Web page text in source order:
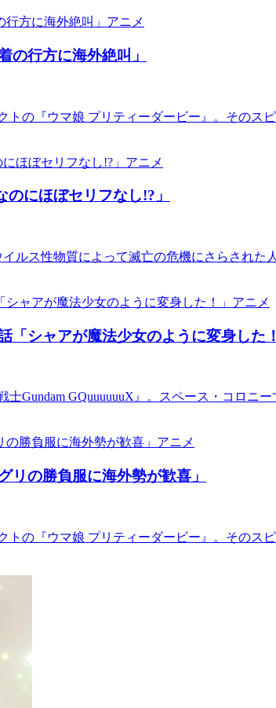
アニメ
の行方に海外絶叫」
の『ウマ娘 プリティーダービー』。そのス
アニメ
にほぼセリフなし!?」
ルス性物質によって滅亡の危機にさらされ
アニメ
「シャアが魔法少女のように変身した
Gundam GQuuuuuuX』。スペース・コロニ
アニメ
リの勝負服に海外勢が歓喜」
の『ウマ娘 プリティーダービー』。そのス